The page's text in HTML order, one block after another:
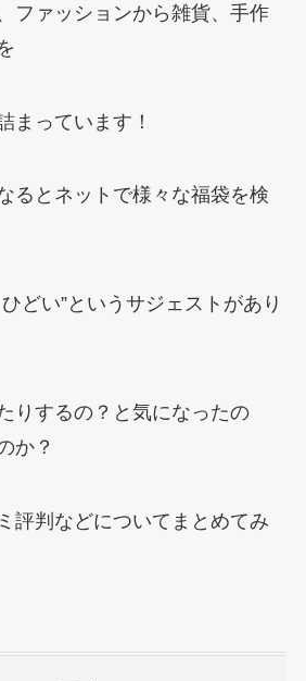
ファッションから雑貨、手作
まっています！
るとネットで様々な福袋を検
どい”というサジェストがあり
りするの？と気になったの
か？
評判などについてまとめてみ